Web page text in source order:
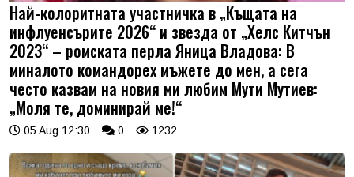
Най-колоритната участничка в „Къщата на
инфлуенсърите 2026“ и звезда от „Хелс Китчън
2023“ – ромската перла Яница Владова: В
миналото командорех мъжете до мен, а сега
често казвам на новия ми любим Мути Мутиев:
„Моля те, доминирай ме!“
05 Aug 12:30 0 1232